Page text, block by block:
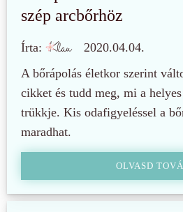
szép arcbőrhöz
Írta:
2020.04.04.
A bőrápolás életkor szerint
cikket és tudd meg, mi a
trükkje. Kis odafigyeléssel a
maradhat.
OLVASD